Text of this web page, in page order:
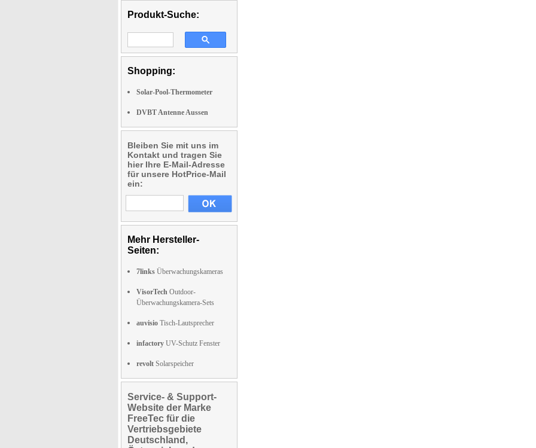
Produkt-Suche:
Shopping:
Solar-Pool-Thermometer
DVBT Antenne Aussen
Bleiben Sie mit uns im
Kontakt und tragen Sie
hier Ihre E-Mail-Adresse
für unsere HotPrice-Mail
ein:
Mehr Hersteller-
Seiten:
7links Überwachungskameras
VisorTech Outdoor-
Überwachungskamera-Sets
auvisio Tisch-Lautsprecher
infactory UV-Schutz Fenster
revolt Solarspeicher
Service- & Support-
Website der Marke
FreeTec für die
Vertriebsgebiete
Deutschland,